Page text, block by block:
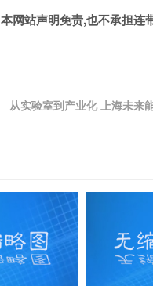
网站声明免责,也不承担连
从实验室到产业化 上海未来